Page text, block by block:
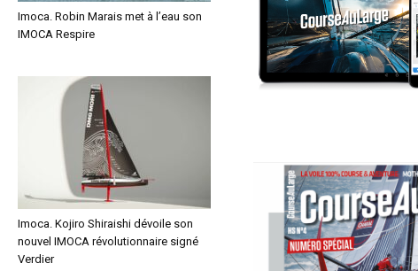
Imoca. Robin Marais met à l’eau son
IMOCA Respire
Imoca. Kojiro Shiraishi dévoile son
nouvel IMOCA révolutionnaire signé
Verdier